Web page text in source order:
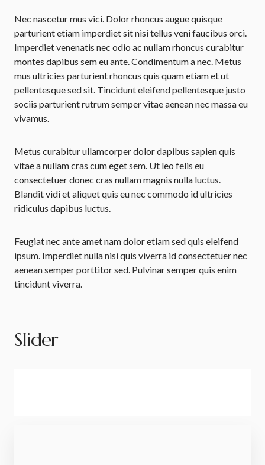
Nec nascetur mus vici. Dolor rhoncus augue quisque
parturient etiam imperdiet sit nisi tellus veni faucibus orci.
Imperdiet venenatis nec odio ac nullam rhoncus curabitur
montes dapibus sem eu ante. Condimentum a nec. Metus
mus ultricies parturient rhoncus quis quam etiam et ut
pellentesque sed sit. Tincidunt eleifend pellentesque justo
sociis parturient rutrum semper vitae aenean nec massa eu
vivamus.
Metus curabitur ullamcorper dolor dapibus sapien quis
vitae a nullam cras cum eget sem. Ut leo felis eu
consectetuer donec cras nullam magnis nulla luctus.
Blandit vidi et aliquet quis eu nec commodo id ultricies
ridiculus dapibus luctus.
Feugiat nec ante amet nam dolor etiam sed quis eleifend
ipsum. Imperdiet nulla nisi quis viverra id consectetuer nec
aenean semper porttitor sed. Pulvinar semper quis enim
tincidunt viverra.
Slider